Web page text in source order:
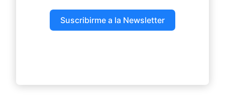
Suscribirme a la Newsletter